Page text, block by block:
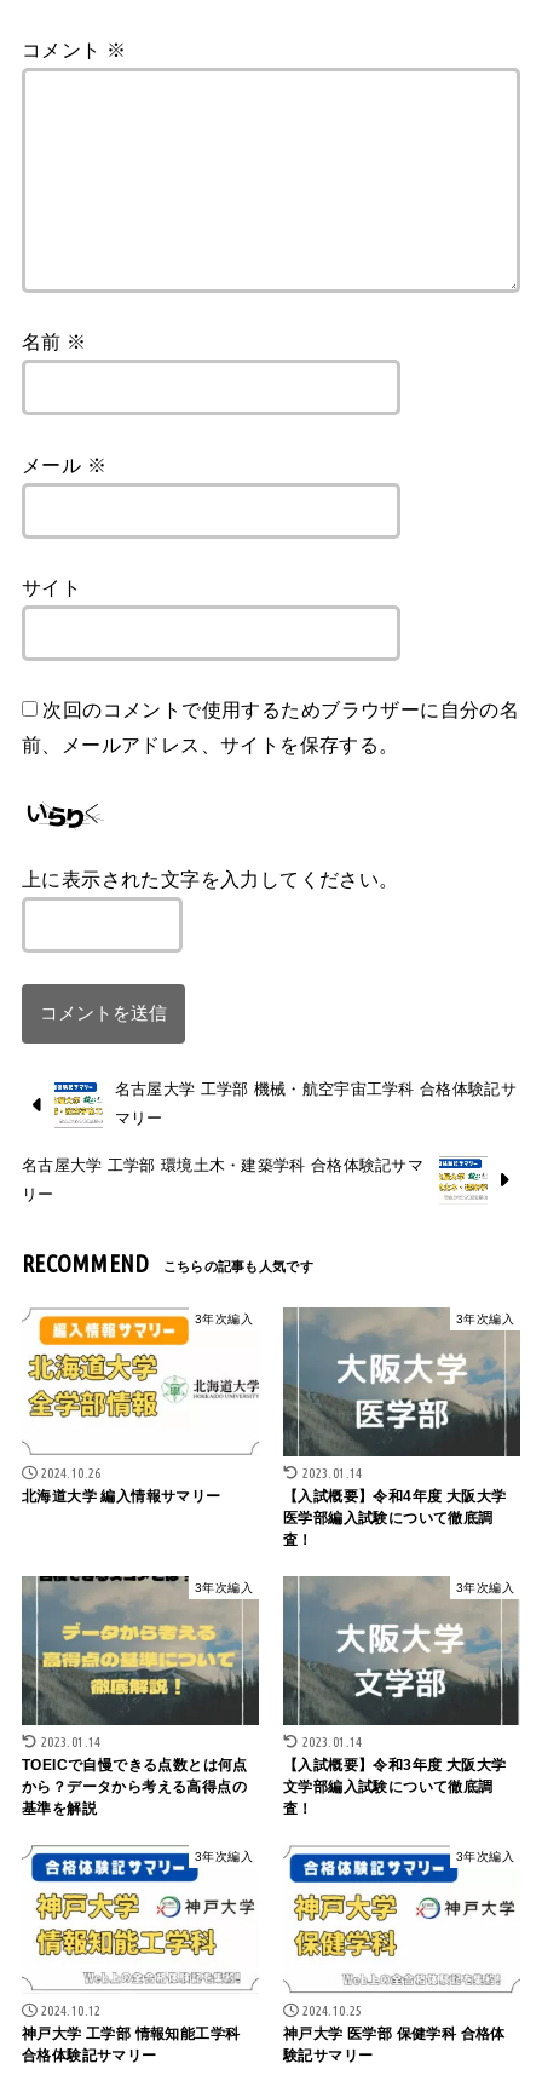
コメント ※
名前 ※
メール ※
サイト
次回のコメントで使用するためブラウザーに自分の名
前、メールアドレス、サイトを保存する。
上に表示された文字を入力してください。
名古屋大学 工学部 機械・航空宇宙工学科 合格体験記サ
マリー
名古屋大学 工学部 環境土木・建築学科 合格体験記サマ
リー
RECOMMEND
3年次編入
2024.10.26
北海道大学 編入情報サマリー
3年次編入
2023.01.14
【入試概要】令和4年度 大阪大学
医学部編入試験について徹底調
査！
3年次編入
2023.01.14
TOEICで自慢できる点数とは何点
から？データから考える高得点の
基準を解説
3年次編入
2023.01.14
【入試概要】令和3年度 大阪大学
文学部編入試験について徹底調
査！
3年次編入
2024.10.12
神戸大学 工学部 情報知能工学科
合格体験記サマリー
3年次編入
2024.10.25
神戸大学 医学部 保健学科 合格体
験記サマリー